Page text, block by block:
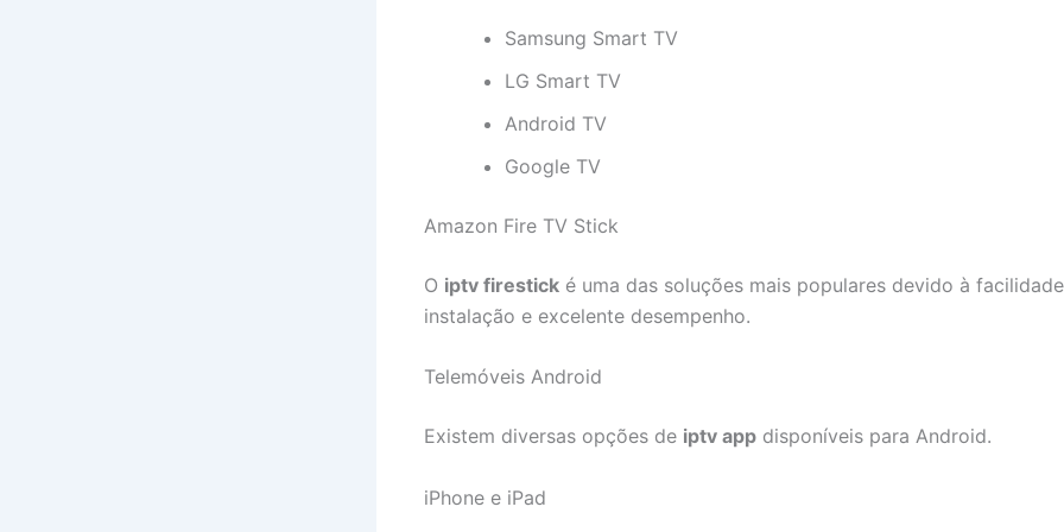
Samsung Smart TV
LG Smart TV
Android TV
Google TV
Amazon Fire TV Stick
O iptv firestick é uma das soluções mais populares devido à
instalação e excelente desempenho.
Telemóveis Android
Existem diversas opções de iptv app disponíveis para Android.
iPhone e iPad